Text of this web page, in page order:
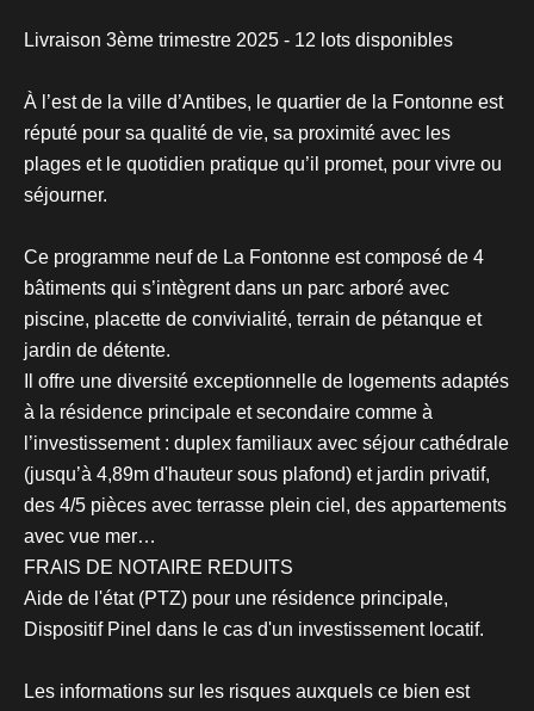
Livraison 3ème trimestre 2025 - 12 lots disponibles
À l’est de la ville d’Antibes, le quartier de la Fontonne est
réputé pour sa qualité de vie, sa proximité avec les
plages et le quotidien pratique qu’il promet, pour vivre ou
séjourner.
Ce programme neuf de La Fontonne est composé de 4
bâtiments qui s’intègrent dans un parc arboré avec
piscine, placette de convivialité, terrain de pétanque et
jardin de détente.
Il offre une diversité exceptionnelle de logements adaptés
à la résidence principale et secondaire comme à
l’investissement : duplex familiaux avec séjour cathédrale
(jusqu’à 4,89m d'hauteur sous plafond) et jardin privatif,
des 4/5 pièces avec terrasse plein ciel, des appartements
avec vue mer…
FRAIS DE NOTAIRE REDUITS
Aide de l'état (PTZ) pour une résidence principale,
Dispositif Pinel dans le cas d'un investissement locatif.
Les informations sur les risques auxquels ce bien est